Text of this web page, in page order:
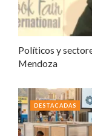
Políticos y
Mendoza
DESTACADAS